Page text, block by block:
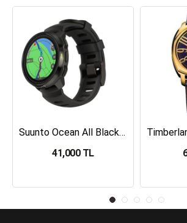
Suunto Ocean All Black Dalış Bilgisayarı SS050982000
41,000 TL